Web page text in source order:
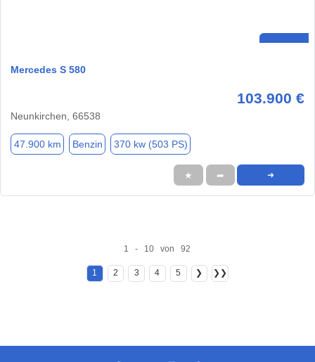
Mercedes S 580
103.900 €
Neunkirchen, 66538
47.900 km Benzin 370 kw (503 PS)
★ ➦ ➜
1 - 10 von 92
1 2 3 4 5 ❯ ❯❯